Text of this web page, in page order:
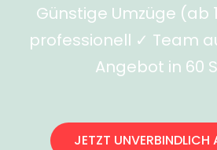
Günstige Umzüge (ab
professionell ✓ Team
Angebot in 60
JETZT UNVERBINDLICH